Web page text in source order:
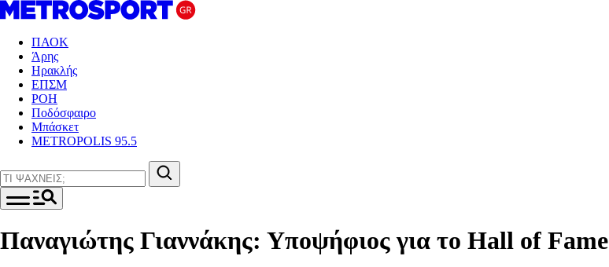
ΠΑΟΚ
Άρης
Ηρακλής
ΕΠΣΜ
ΡΟΗ
Ποδόσφαιρο
Μπάσκετ
METROPOLIS 95.5
Παναγιώτης Γιαννάκης: Υποψήφιος για το Hall of Fame